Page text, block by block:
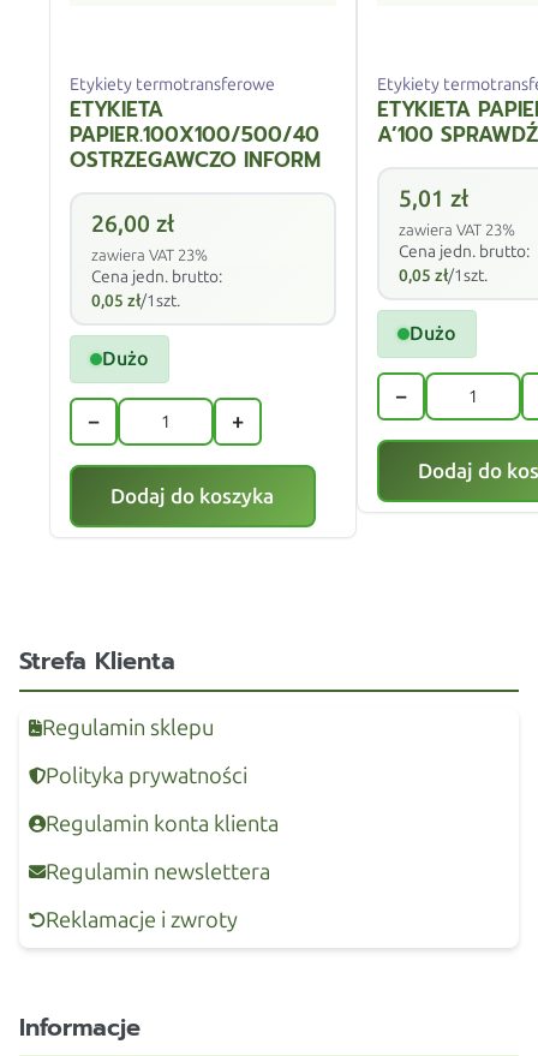
Etykiety termotransferowe
ETYKIETA
PAPIER.100X100/500/40
OSTRZEGAWCZO INFORM
26,00 zł
zawiera VAT 23%
Cena jedn. brutto:
0,05 zł/1szt.
Dużo
− +
Dodaj do koszyka
Etykiety
ETYKIETA
A’100 SPRAWDŹ
5,01 zł
zawiera VAT 23%
Cena jedn. brutto:
0,05 zł/1szt.
Dużo
−
Dodaj do
Strefa Klienta
Regulamin sklepu
Polityka prywatności
Regulamin konta klienta
Regulamin newslettera
Reklamacje i zwroty
Informacje